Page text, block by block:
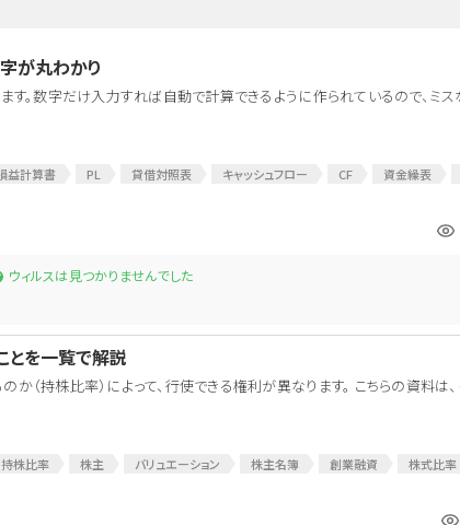
が丸わかり
す。数字だけ入力すれば自動で計算できるように作られているので、ミス
益計算書 PL 貸借対照表 キャッシュフロー CF 資金繰表
ウィルスは見つかりませんでした
とを一覧で解説
（持株比率）によって、行使できる権利が異なります。 こちらの資料は
持株比率 株主 バリュエーション 株主名簿 創業融資 株式比率